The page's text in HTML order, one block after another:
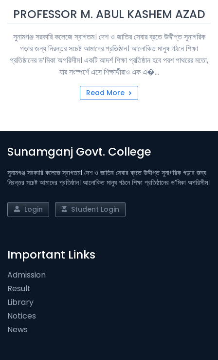
PROFESSOR M. ABUL KASHEM AZAD
সুনামগঞ্জ সরকারি কলেজে স্বাগতম। দেশ ও জাতির সেবার ব্রতে উদ্দীপ্ত সুনাগরিক
গড়ার জন্য নিরন্তর সচেষ্ট আমাদের প্রতিষ্ঠান। আলোকিত মানুষ গঠনে শিক্ষা
প্রতিষ্ঠানের ভ’মিকা অপরিসীম। একটি আদর্শ শিক্ষা প্রতিষ্ঠান হবে পরশ পাথরের মতো,
যার সংস্পর্শে এসে শিক্ষার্থীরাও এক এ�...
Read More
Sunamganj Govt. College
সুনামগঞ্জ সরকারি কলেজে স্বাগতম। দেশ ও জাতির সেবার ব্রতে উদ্দীপ্ত সুনাগরিক গড়ার জন্য
নিরন্তর সচেষ্ট আমাদের প্রতিষ্ঠান। আলোকিত মানুষ গঠনে শিক্ষা প্রতিষ্ঠানের ভ’মিকা অপরিসীম।
Login Student Login
Important Links
Admission
Result
Library
Notices
News